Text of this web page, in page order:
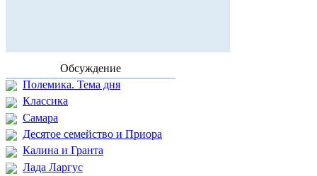
Обсуждение
Полемика. Тема дня
Классика
Самара
Десятое семейство и Приора
Калина и Гранта
Лада Ларгус